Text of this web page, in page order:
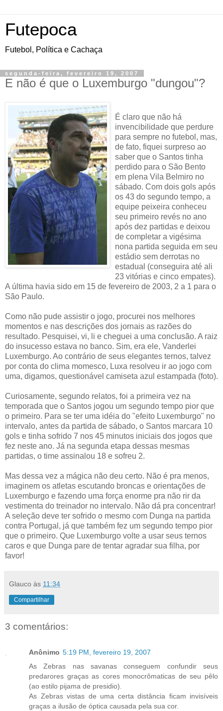
Futepoca
Futebol, Política e Cachaça
segunda-feira, fevereiro 19, 2007
E não é que o Luxemburgo "dungou"?
É claro que não há
invencibilidade que perdure
para sempre no futebol, mas,
de fato, fiquei surpreso ao
saber que o Santos tinha
perdido para o São Bento
em plena Vila Belmiro no
sábado. Com dois gols após
os 43 do segundo tempo, a
equipe peixeira conheceu
seu primeiro revés no ano
após dez partidas e deixou
de completar a vigésima
nona partida seguida em seu
estádio sem derrotas no
estadual (conseguira até ali
23 vitórias e cinco empates).
A última havia sido em 15 de fevereiro de 2003, 2 a 1 para o
São Paulo.
Como não pude assistir o jogo, procurei nos melhores
momentos e nas descrições dos jornais as razões do
resultado. Pesquisei, vi, li e cheguei a uma conclusão. A raiz
do insucesso estava no banco. Sim, era ele, Vanderlei
Luxemburgo. Ao contrário de seus elegantes ternos, talvez
por conta do clima momesco, Luxa resolveu ir ao jogo com
uma, digamos, questionável camiseta azul estampada (foto).
Curiosamente, segundo relatos, foi a primeira vez na
temporada que o Santos jogou um segundo tempo pior que
o primeiro. Para se ter uma idéia do "efeito Luxemburgo" no
intervalo, antes da partida de sábado, o Santos marcara 10
gols e tinha sofrido 7 nos 45 minutos iniciais dos jogos que
fez neste ano. Já na segunda etapa dessas mesmas
partidas, o time assinalou 18 e sofreu 2.
Mas dessa vez a mágica não deu certo. Não é pra menos,
imaginem os atletas escutando broncas e orientações de
Luxemburgo e fazendo uma força enorme pra não rir da
vestimenta do treinador no intervalo. Não dá pra concentrar!
A seleção deve ter sofrido o mesmo com Dunga na partida
contra Portugal, já que também fez um segundo tempo pior
que o primeiro. Que Luxemburgo volte a usar seus ternos
caros e que Dunga pare de tentar agradar sua filha, por
favor!
Glauco às 11:34
Compartilhar
3 comentários:
Anônimo 5:19 PM, fevereiro 19, 2007
As Zebras nas savanas conseguem confundir seus
predarores graças as cores monocrômaticas de seu pêlo
(ao estilo pijama de presidio).
As Zebras vistas de uma certa distância ficam invisíveis
graças a ilusão de óptica causada pela sua cor.